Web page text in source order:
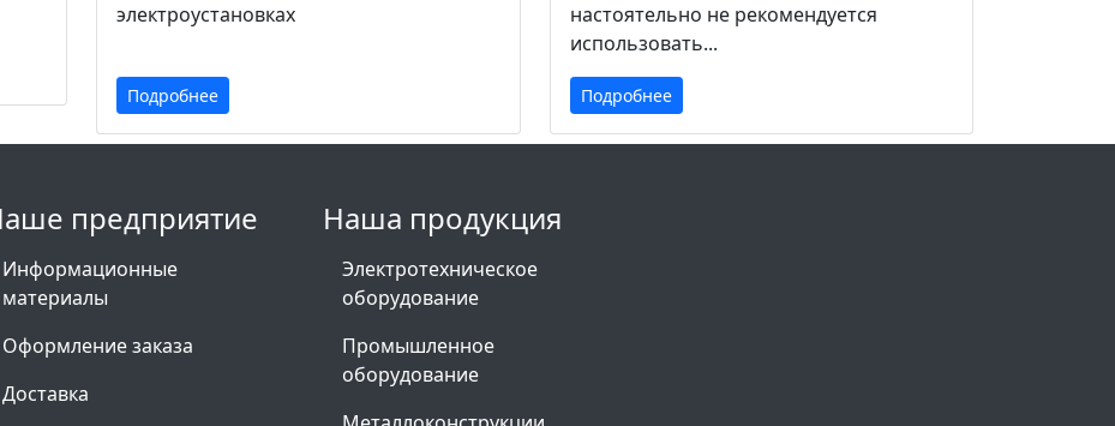
электроустановках
Подробнее
настоятельно не рекомендуется
использовать...
Подробнее
предприятие
Информационные
материалы
Оформление заказа
Доставка
Наша продукция
Электротехническое
оборудование
Промышленное
оборудование